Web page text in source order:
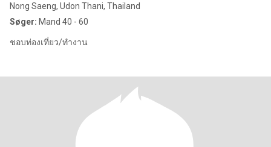
Nong Saeng, Udon Thani, Thailand
Søger: Mand 40 - 60
ชอบท่องเที่ยว/ทำงาน